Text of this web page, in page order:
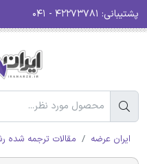
پشتیبانی:
ایران عرضه مقالات ترجمه شده